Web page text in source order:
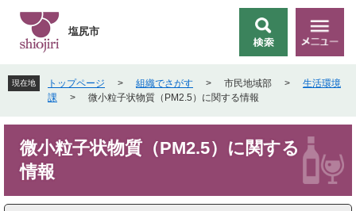
先
頭
す
を
飛
し
索
メ
ニ
ー
塩尻市
現在地 トップページ > 組織でさがす > 市民地域部 >
生活環境
課
> 微小粒子状物質（PM2.5）に関する情報
微小粒子状物質（PM2.5）に関する
情報